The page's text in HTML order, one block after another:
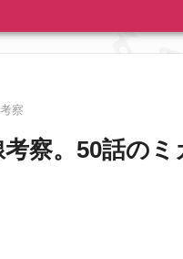
察
察。50話の